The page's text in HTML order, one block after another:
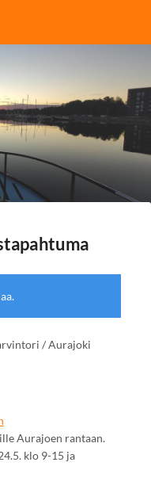
merivartiokilta ry
/ Aurajoki
Aurajoen rantaan.
klo 9-15 ja